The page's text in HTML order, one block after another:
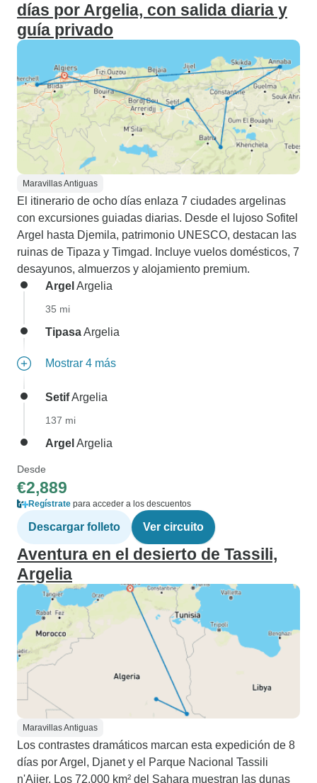
días por Argelia, con salida diaria y
guía privado
Maravillas Antiguas
El itinerario de ocho días enlaza 7 ciudades argelinas
con excursiones guiadas diarias. Desde el lujoso Sofitel
Argel hasta Djemila, patrimonio UNESCO, destacan las
ruinas de Tipaza y Timgad. Incluye vuelos domésticos, 7
desayunos, almuerzos y alojamiento premium.
Argel Argelia
35 mi
TipasaArgelia
Mostrar 4 más
SetifArgelia
137 mi
Argel Argelia
Desde
€2,889
Regístrate para acceder a los descuentos
Descargar folleto Ver circuito
Aventura en el desierto de Tassili,
Argelia
Maravillas Antiguas
Los contrastes dramáticos marcan esta expedición de 8
días por Argel, Djanet y el Parque Nacional Tassili
n'Ajjer. Los 72.000 km² del Sahara muestran las dunas